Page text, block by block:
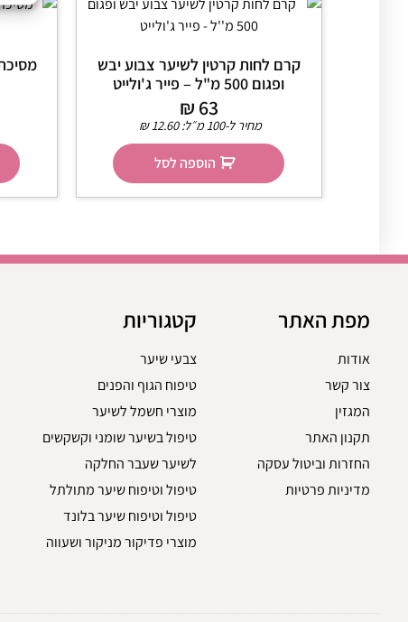
קרם לחות קרטין לשיער צבוע יבש
ופגום 500 מ"ל – פייר ג'ולייט
₪ 63
מחיר ל-100 מ״ל: ₪12.60
הוספה לסל
מפת האתר
אודות
צור קשר
המגזין
תקנון האתר
החזרות וביטול עסקה
מדיניות פרטיות
קטגוריות
צבעי שיער
טיפוח הגוף והפנים
מוצרי חשמל לשיער
טיפול בשיער שומני וקשקשים
לשיער שעבר החלקה
טיפול וטיפוח שיער מתולתל
טיפול וטיפוח שיער בלונד
מוצרי פדיקור מניקור ושעווה